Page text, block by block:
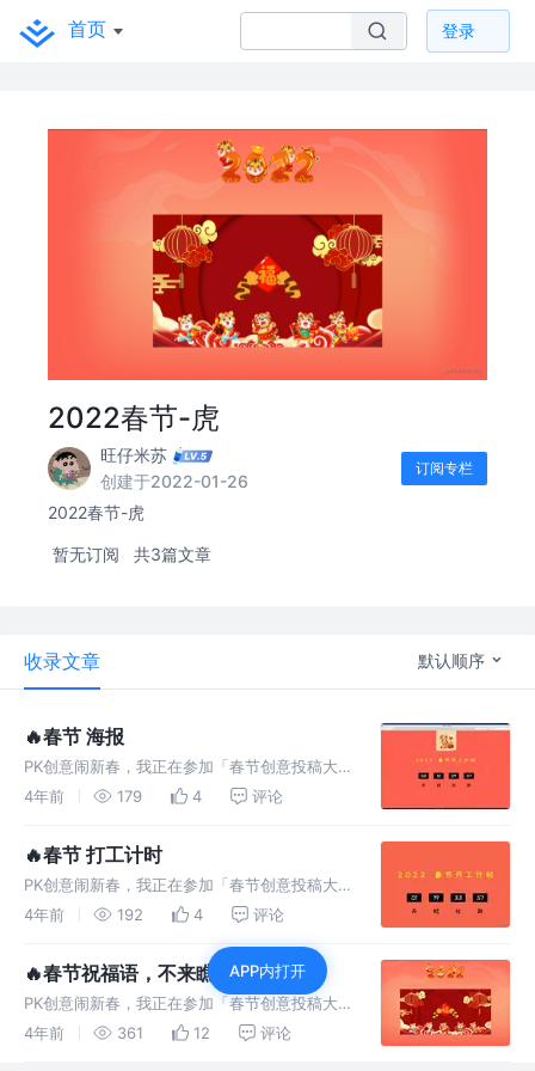
首页 登录
2022春节-虎
旺仔米苏
创建于2022-01-26
订阅专栏
2022春节-虎
暂无订阅 共3篇文章
收录文章 默认顺序
🔥春节 海报
PK创意闹新春，我正在参加「春节创意投稿大
赛」，详情请看：春节创意投稿大赛 春节 海报
html2canvas 这个关键库 来操作的。 技术：通
4年前 179 4 评论
🔥春节 打工计时
PK创意闹新春，我正在参加「春节创意投稿大
赛」，详情请看：春节创意投稿大赛 春节 打工
个项目。可以延伸什么 倒计时 之类的东西。 身
为打工仔的我，感叹时
4年前 192 4 评论
🔥春节祝福语，不来瞧瞧？
PK创意闹新春，我正在参加「春节创意投稿大
赛」，详情请看：春节创意投稿大赛 春节祝福
4年前 361 12 评论
APP内打开